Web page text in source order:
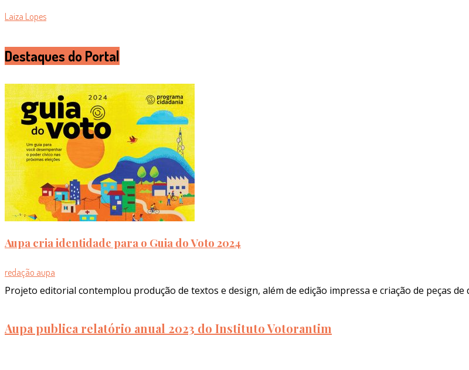
Laiza Lopes
Destaques do Portal
Aupa cria identidade para o Guia do Voto 2024
redação aupa
Projeto editorial contemplou produção de textos e design, além de edição impressa e criação de peças de
Aupa publica relatório anual 2023 do Instituto Votorantim